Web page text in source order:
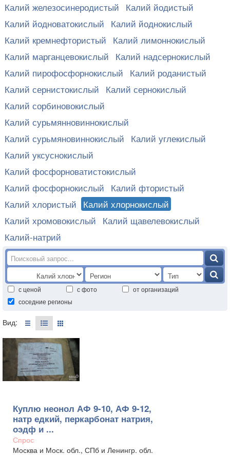
Калий железосинеродистый Калий йодистый
Калий йодноватокислый Калий йоднокислый
Калий кремнефтористый Калий лимоннокислый
Калий марганцевокислый Калий надсернокислый
Калий пирофосфорнокислый Калий роданистый
Калий сернистокислый Калий сернокислый
Калий сорбиновокислый
Калий сурьмянновиннокислый
Калий сурьмяновиннокислый Калий углекислый
Калий уксуснокислый
Калий фосфорноватистокислый
Калий фосфорнокислый Калий фтористый
Калий хлористый Калий хлорнокислый
Калий хромовокислый Калий щавелевокислый
Калий-натрий
с ценой с фото
от организаций
соседние регионы
Вид:
Куплю неонол АФ 9-10, АФ 9-12,
натр едкий, перкарбонат натрия,
оэдф и ...
Спрос
Москва и Моск. обл., СПб и Ленингр. обл.